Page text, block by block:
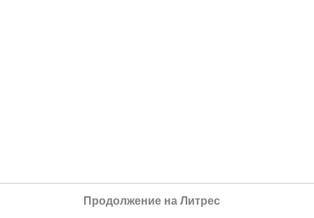
Продолжение на Литрес